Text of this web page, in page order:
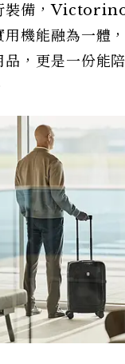
裝備，
機能融為一體
品，更是一份能